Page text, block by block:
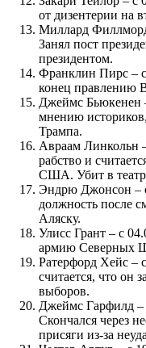
от дизентерии на
Миллард
Занял пост
президентом.
Франклин Пирс –
конец правлению
Джеймс Бьюкенен
мнению
Трампа.
Авраам Линкольн
рабство и
США. Убит в
Эндрю Джонсон –
должность после
Аляску.
Улисс Грант – с
армию Северных
Ратерфорд Хейс –
считается, что он
выборов.
Джеймс Гарфилд –
Скончался через
присяги из-за